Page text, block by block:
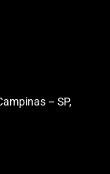
– SP,